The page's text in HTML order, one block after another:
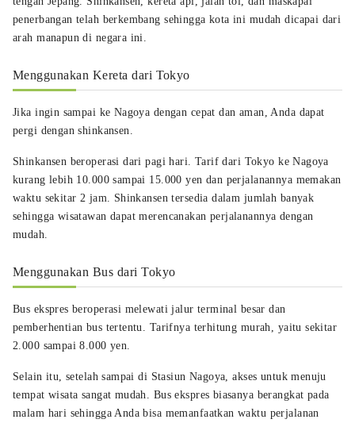
penerbangan telah berkembang sehingga kota ini mudah dicapai dari
arah manapun di negara ini.
Menggunakan Kereta dari Tokyo
Jika ingin sampai ke Nagoya dengan cepat dan aman, Anda dapat
pergi dengan shinkansen.
Shinkansen beroperasi dari pagi hari. Tarif dari Tokyo ke Nagoya
kurang lebih 10.000 sampai 15.000 yen dan perjalanannya memakan
waktu sekitar 2 jam. Shinkansen tersedia dalam jumlah banyak
sehingga wisatawan dapat merencanakan perjalanannya dengan
mudah.
Menggunakan Bus dari Tokyo
Bus ekspres beroperasi melewati jalur terminal besar dan
pemberhentian bus tertentu. Tarifnya terhitung murah, yaitu sekitar
2.000 sampai 8.000 yen.
Selain itu, setelah sampai di Stasiun Nagoya, akses untuk menuju
tempat wisata sangat mudah. Bus ekspres biasanya berangkat pada
malam hari sehingga Anda bisa memanfaatkan waktu perjalanan